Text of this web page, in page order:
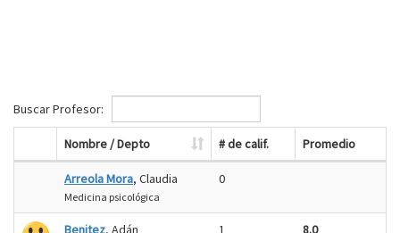
Buscar Profesor:
Nombre / Depto # de calif. Promedio
Arreola Mora, Claudia
Medicina psicológica
0
Benitez, Adán 1 8.0